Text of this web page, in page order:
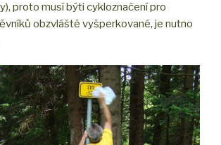
proto musí býti cykloznačení pro
obzvláště vyšperkované, je nutno